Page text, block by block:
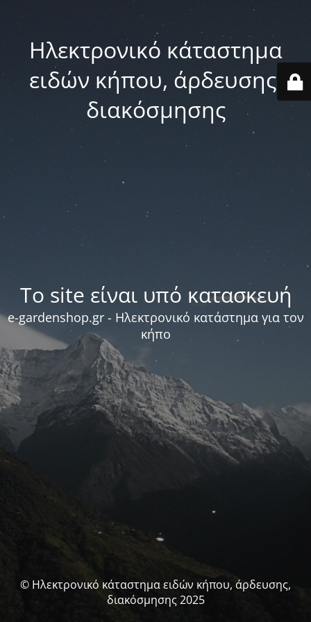
Ηλεκτρονικό κάταστημα
ειδών κήπου, άρδευσης,
διακόσμησης
Το site είναι υπό κατασκευή
e-gardenshop.gr - Ηλεκτρονικό κατάστημα για τον
κήπο
© Ηλεκτρονικό κάταστημα ειδών κήπου, άρδευσης,
διακόσμησης 2025